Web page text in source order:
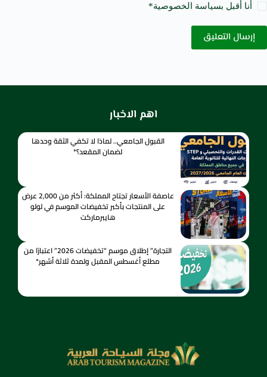
أنا أقبل بسياسة الخصوصية*
إرسال التعليق
اهم الاخبار
القبول الجامعي.. لماذا لا تكفي الثقة وحدها
لضمان المقعد؟*
عاصفة الأسعار تجتاح المملكة: أكثر من 2,000 عرض
على المنتجات بأكبر تخفيضات الموسم في لولو
هايبرماركت
التجارة” إطلاق موسم “تخفيضات 2026” اعتبارًا من
مطلع أغسطس المقبل ولمدة ثلاثة أشهر*